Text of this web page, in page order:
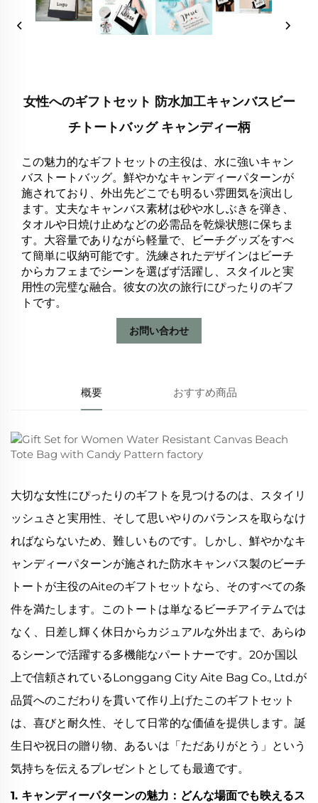
女性へのギフトセット 防水加工キャンバスビー
チトートバッグ キャンディー柄
この魅力的なギフトセットの主役は、水に強いキャン
バストートバッグ。鮮やかなキャンディーパターンが
施されており、外出先どこでも明るい雰囲気を演出し
ます。丈夫なキャンバス素材は砂や水しぶきを弾き、
タオルや日焼け止めなどの必需品を乾燥状態に保ちま
す。大容量でありながら軽量で、ビーチグッズをすべ
て簡単に収納可能です。洗練されたデザインはビーチ
からカフェまでシーンを選ばず活躍し、スタイルと実
用性の完璧な融合。彼女の次の旅行にぴったりのギフ
トです。
お問い合わせ
概要 おすすめ商品
大切な女性にぴったりのギフトを見つけるのは、スタイリ
ッシュさと実用性、そして思いやりのバランスを取らなけ
ればならないため、難しいものです。しかし、鮮やかなキ
ャンディーパターンが施された防水キャンバス製のビーチ
トートが主役のAiteのギフトセットなら、そのすべての条
件を満たします。このトートは単なるビーチアイテムでは
なく、日差し輝く休日からカジュアルな外出まで、あらゆ
るシーンで活躍する多機能なパートナーです。20か国以
上で信頼されているLonggang City Aite Bag Co., Ltd.が
品質へのこだわりを貫いて作り上げたこのギフトセット
は、喜びと耐久性、そして日常的な価値を提供します。誕
生日や祝日の贈り物、あるいは「ただありがとう」という
気持ちを伝えるプレゼントとしても最適です。
1. キャンディーパターンの魅力：どんな場面でも映えるス